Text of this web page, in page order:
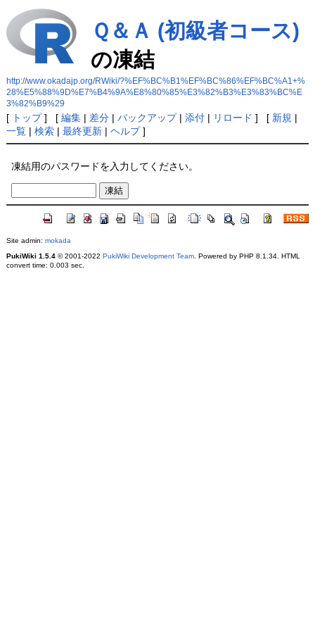
Ｑ＆Ａ (初級者コース)
の凍結
http://www.okadajp.org/RWiki/?%EF%BC%B1%EF%BC%86%EF%BC%A1+%
28%E5%88%9D%E7%B4%9A%E8%80%85%E3%82%B3%E3%83%BC%E
3%82%B9%29
[ トップ] [ 編集| 差分| バックアップ| 添付| リロード ] [ 新規 |
一覧| 検索| 最終更新| ヘルプ]
凍結用のパスワードを入力してください。
Site admin: mokada
PukiWiki 1.5.4© 2001-2022 PukiWiki Development Team. Powered by PHP 8.1.34. HTML
convert time: 0.003 sec.